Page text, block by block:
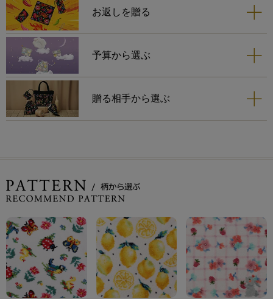
お返しを贈る
予算から選ぶ
贈る相手から選ぶ